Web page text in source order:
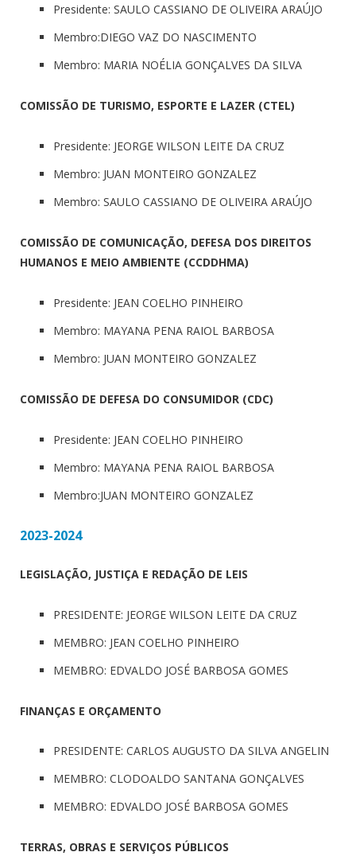
Presidente: SAULO CASSIANO DE OLIVEIRA ARAÚJO
Membro:DIEGO VAZ DO NASCIMENTO
Membro: MARIA NOÉLIA GONÇALVES DA SILVA
COMISSÃO DE TURISMO, ESPORTE E LAZER (CTEL)
Presidente: JEORGE WILSON LEITE DA CRUZ
Membro: JUAN MONTEIRO GONZALEZ
Membro: SAULO CASSIANO DE OLIVEIRA ARAÚJO
COMISSÃO DE COMUNICAÇÃO, DEFESA DOS DIREITOS
HUMANOS E MEIO AMBIENTE (CCDDHMA)
Presidente: JEAN COELHO PINHEIRO
Membro: MAYANA PENA RAIOL BARBOSA
Membro: JUAN MONTEIRO GONZALEZ
COMISSÃO DE DEFESA DO CONSUMIDOR (CDC)
Presidente: JEAN COELHO PINHEIRO
Membro: MAYANA PENA RAIOL BARBOSA
Membro:JUAN MONTEIRO GONZALEZ
2023-2024
LEGISLAÇÃO, JUSTIÇA E REDAÇÃO DE LEIS
PRESIDENTE: JEORGE WILSON LEITE DA CRUZ
MEMBRO: JEAN COELHO PINHEIRO
MEMBRO: EDVALDO JOSÉ BARBOSA GOMES
FINANÇAS E ORÇAMENTO
PRESIDENTE: CARLOS AUGUSTO DA SILVA ANGELIN
MEMBRO: CLODOALDO SANTANA GONÇALVES
MEMBRO: EDVALDO JOSÉ BARBOSA GOMES
TERRAS, OBRAS E SERVIÇOS PÚBLICOS